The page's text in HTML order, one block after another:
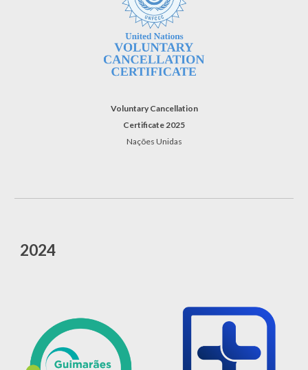
Voluntary Cancellation
Certificate 2025
Nações Unidas
2024